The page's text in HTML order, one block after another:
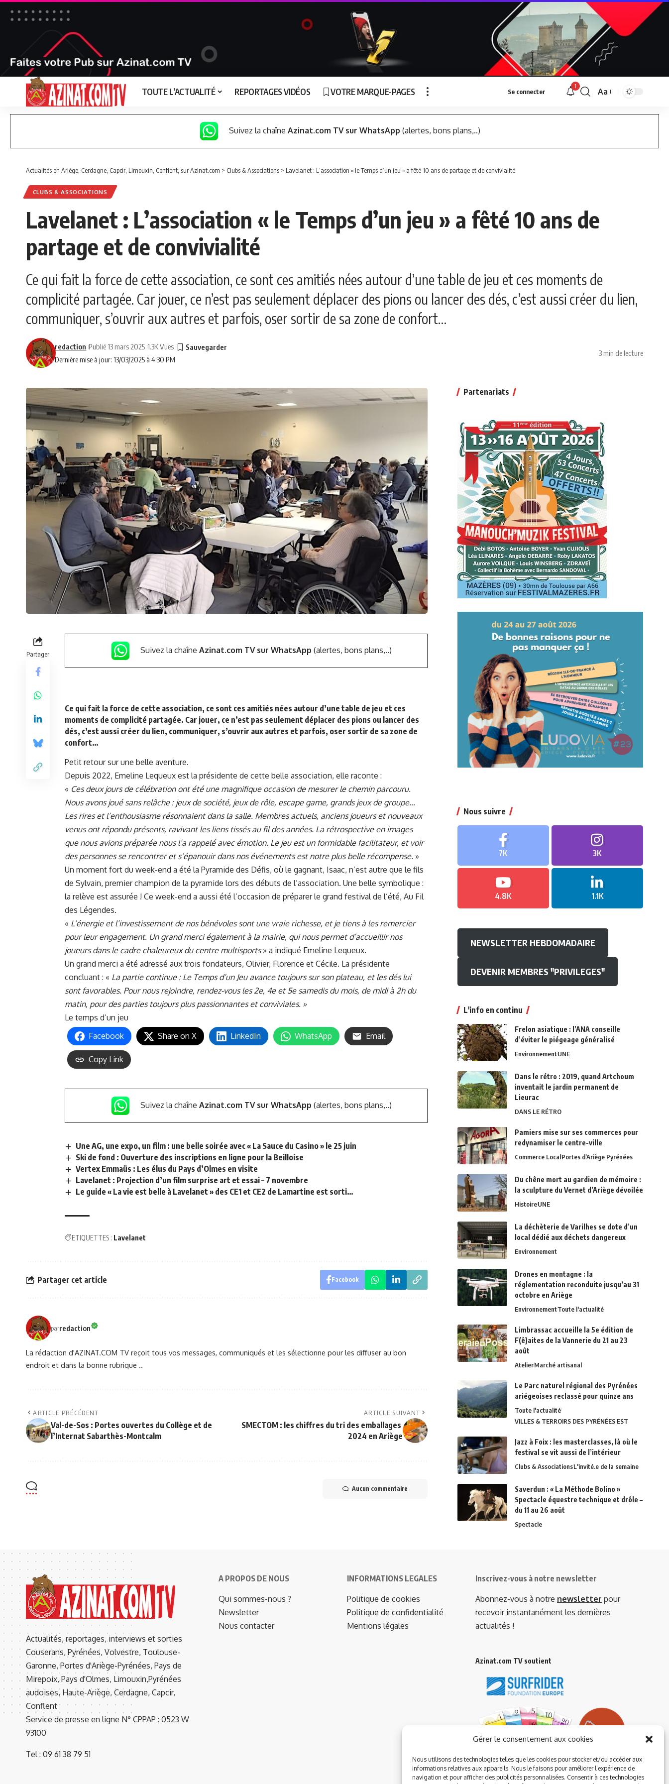
Gérer le consentement aux cookies
Nous utilisons des technologies telles que les cookies pour stocker et/ou accéder aux
informations relatives aux appareils. Nous le faisons pour améliorer l’expérience de
navigation et pour afficher des publicités personnalisées. Consentir à ces technologies
TOUTE L’ACTUALITÉ REPORTAGES VIDÉOS VOTRE MARQUE-PAGES Se connecter
1
Font
Aa
Suivez la chaîne Azinat.com TV sur WhatsApp (alertes, bons plans,..)
Actualités en Ariège, Cerdagne, Capcir, Limouxin, Conflent, sur Azinat.com > Clubs & Associations > Lavelanet : L’association « le Temps d’un jeu » a fêté 10 ans de partage et de convivialité
CLUBS & ASSOCIATIONS
Lavelanet : L’association « le Temps d’un jeu » a fêté 10 ans de
partage et de convivialité
Ce qui fait la force de cette association, ce sont ces amitiés nées autour d’une table de jeu et ces moments de
complicité partagée. Car jouer, ce n’est pas seulement déplacer des pions ou lancer des dés, c’est aussi créer du lien,
communiquer, s’ouvrir aux autres et parfois, oser sortir de sa zone de confort…
Dernière mise à jour: 13/03/2025 à 4:30 PM
redaction Publié 13 mars 2025 1.3K Vues
3 min de lecture
Partager Suivez la chaîne Azinat.com TV sur WhatsApp (alertes, bons plans,..)
Ce qui fait la force de cette association, ce sont ces amitiés nées autour d’une table de jeu et ces
moments de complicité partagée. Car jouer, ce n’est pas seulement déplacer des pions ou lancer des
dés, c’est aussi créer du lien, communiquer, s’ouvrir aux autres et parfois, oser sortir de sa zone de
confort…
Petit retour sur une belle aventure.
Depuis 2022, Emeline Lequeux est la présidente de cette belle association, elle raconte :
« Ces deux jours de célébration ont été une magnifique occasion de mesurer le chemin parcouru.
Nous avons joué sans relâche : jeux de société, jeux de rôle, escape game, grands jeux de groupe…
Les rires et l’enthousiasme résonnaient dans la salle. Membres actuels, anciens joueurs et nouveaux
venus ont répondu présents, ravivant les liens tissés au fil des années. La rétrospective en images
que nous avions préparée nous l’a rappelé avec émotion. Le jeu est un formidable facilitateur, et voir
des personnes se rencontrer et s’épanouir dans nos événements est notre plus belle récompense. »
Un moment fort du week-end a été la Pyramide des Défis, où le gagnant, Isaac, n’est autre que le fils
de Sylvain, premier champion de la pyramide lors des débuts de l’association. Une belle symbolique :
la relève est assurée ! Ce week-end a aussi été l’occasion de préparer le grand festival de l’été, Au Fil
des Légendes.
« L’énergie et l’investissement de nos bénévoles sont une vraie richesse, et je tiens à les remercier
pour leur engagement. Un grand merci également à la mairie, qui nous permet d’accueillir nos
joueurs dans le cadre chaleureux du centre multisports» a indiqué Emeline Lequeux.
Un grand merci a été adressé aux trois fondateurs, Olivier, Florence et Cécile. La présidente
concluant : « La partie continue : Le Temps d’un Jeu avance toujours sur son plateau, et les dés lui
sont favorables. Pour nous rejoindre, rendez-vous les 2e, 4e et 5e samedis du mois, de midi à 2h du
matin, pour des parties toujours plus passionnantes et conviviales. »
Le temps d’un jeu
Facebook
Share on X LinkedIn WhatsApp Email
Copy Link
Suivez la chaîne Azinat.com TV sur WhatsApp (alertes, bons plans,..)
Une AG, une expo, un film : une belle soirée avec « La Sauce du Casino » le 25 juin
Ski de fond : Ouverture des inscriptions en ligne pour la Beilloise
Vertex Emmaüs : Les élus du Pays d’Olmes en visite
Lavelanet : Projection d’un film surprise art et essai – 7 novembre
Le guide « La vie est belle à Lavelanet » des CE1 et CE2 de Lamartine est sorti…
ETIQUETTES : Lavelanet
Partager cet article Facebook
parredaction
La rédaction d'AZINAT.COM TV reçoit tous vos messages, communiqués et les sélectionne pour les diffuser au bon
endroit et dans la bonne rubrique ..
ARTICLE PRÉCÉDENT
Val-de-Sos : Portes ouvertes du Collège et de
l’Internat Sabarthès-Montcalm
ARTICLE SUIVANT
SMECTOM : les chiffres du tri des emballages
2024 en Ariège
Aucun commentaire
Partenariats
Nous suivre
7K 3K
4.8K 1.1K
NEWSLETTER HEBDOMADAIRE
DEVENIR MEMBRES "PRIVILEGES"
L'info en continu
Frelon asiatique : l’ANA conseille
d’éviter le piégeage généralisé
EnvironnementUNE
Dans le rétro : 2019, quand Artchoum
inventait le jardin permanent de
Lieurac
DANS LE RÉTRO
Pamiers mise sur ses commerces pour
redynamiser le centre-ville
Commerce LocalPortes d’Ariège Pyrénées
Du chêne mort au gardien de mémoire :
la sculpture du Vernet d’Ariège dévoilée
HistoireUNE
La déchèterie de Varilhes se dote d’un
local dédié aux déchets dangereux
Environnement
Drones en montagne : la
réglementation reconduite jusqu’au 31
octobre en Ariège
EnvironnementToute l'actualité
Limbrassac accueille la 5e édition de
F(ê)aites de la Vannerie du 21 au 23
août
AtelierMarché artisanal
Le Parc naturel régional des Pyrénées
ariégeoises reclassé pour quinze ans
Toute l'actualité
VILLES & TERROIRS DES PYRÉNÉES EST
Jazz à Foix : les masterclasses, là où le
festival se vit aussi de l’intérieur
Clubs & AssociationsL'invité.e de la semaine
Saverdun : « La Méthode Bolino »
Spectacle équestre technique et drôle –
du 11 au 26 août
Spectacle
Actualités, reportages, interviews et sorties
Couserans, Pyrénées, Volvestre, Toulouse-
Garonne, Portes d'Ariège-Pyrénées, Pays de
Mirepoix, Pays d'Olmes, Limouxin,Pyrénées
audoises, Haute-Ariège, Cerdagne, Capcir,
Conflent
Service de presse en ligne N° CPPAP : 0523 W
93100
Tel : 09 61 38 79 51
A PROPOS DE NOUS
Qui sommes-nous ?
Newsletter
Nous contacter
INFORMATIONS LEGALES
Politique de cookies
Politique de confidentialité
Mentions légales
Inscrivez-vous à notre newsletter
Abonnez-vous à notre newsletter pour
recevoir instantanément les dernières
actualités !
Azinat.com TV soutient